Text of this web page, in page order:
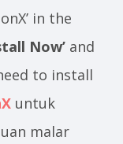
in the
Now’ and
to install
untuk
malar